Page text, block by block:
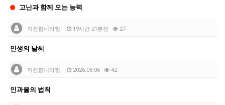
고난과 함께 오는 능력
지전힘내라힘 19시간 21분전 27
인생의 날씨
지전힘내라힘 2026.08.06 42
인과율의 법칙